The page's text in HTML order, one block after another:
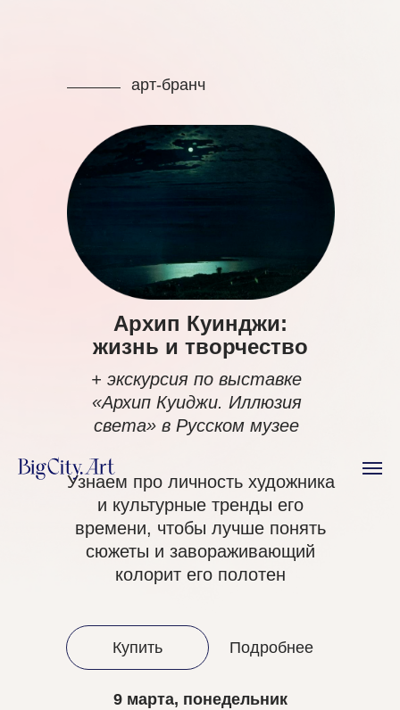
Узнаем про личность художника
и культурные тренды его
времени, чтобы лучше понять
сюжеты и завораживающий
колорит его полотен
Архип Куинджи:
жизнь и творчество
арт-бранч
9 марта, понедельник
Подробнее
Купить
+ экскурсия по выставке
«Архип Куиджи. Иллюзия
света» в Русском музее